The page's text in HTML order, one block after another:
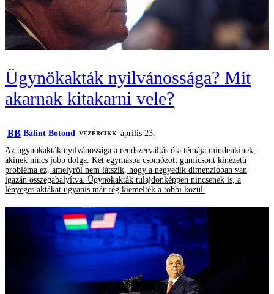
Ügynökakták nyilvánossága? Mit
akarnak kitakarni vele?
BB Bálint Botond VEZÉRCIKK április 23.
Az ügynökakták nyilvánossága a rendszerváltás óta témája mindenkinek,
akinek nincs jobb dolga. Két egymásba csomózott gumicsont kinézetű
probléma ez, amelyről nem látszik, hogy a negyedik dimenzióban van
igazán összegabalyítva. Ügynökakták tulajdonképpen nincsenek is, a
lényeges aktákat ugyanis már rég kiemelték a többi közül.